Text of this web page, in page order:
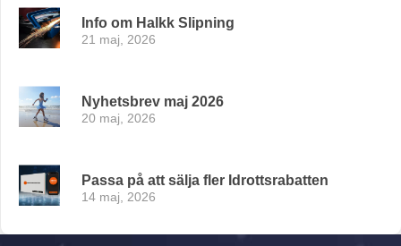
Info om Halkk Slipning
21 maj, 2026
Nyhetsbrev maj 2026
20 maj, 2026
Passa på att sälja fler Idrottsrabatten
14 maj, 2026